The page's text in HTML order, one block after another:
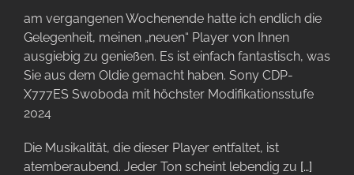
am vergangenen Wochenende hatte ich endlich die
Gelegenheit, meinen „neuen“ Player von Ihnen
ausgiebig zu genießen. Es ist einfach fantastisch, was
Sie aus dem Oldie gemacht haben. Sony CDP-
X777ES Swoboda mit höchster Modifikationsstufe
2024
Die Musikalität, die dieser Player entfaltet, ist
atemberaubend. Jeder Ton scheint lebendig zu […]